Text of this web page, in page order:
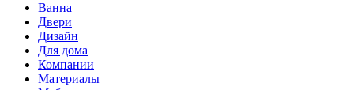
Ванна
Двери
Дизайн
Для дома
Компании
Материалы